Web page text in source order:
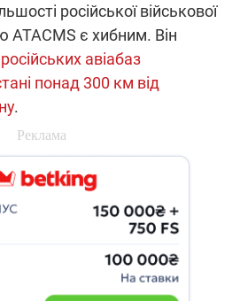
російської військової
ATACMS є хибним. Він
авіабаз
понад 300 км від
.